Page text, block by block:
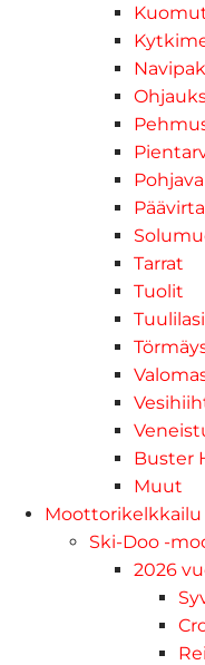
Tarrat
Tuolit
Buster
Muut
Moottorikelkkailu
Ski-Doo -
2026